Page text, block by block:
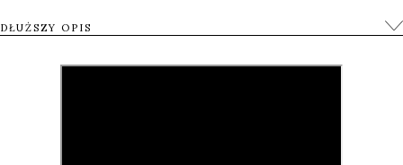
Pełzający po ulicach żebrzący kalecy i park
DŁUŻSZY OPIS